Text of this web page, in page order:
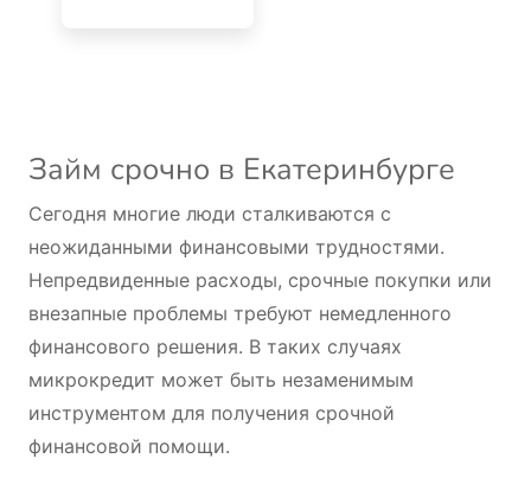
Займ срочно в Екатеринбурге
Сегодня многие люди сталкиваются с
неожиданными финансовыми трудностями.
Непредвиденные расходы, срочные покупки или
внезапные проблемы требуют немедленного
финансового решения. В таких случаях
микрокредит может быть незаменимым
инструментом для получения срочной
финансовой помощи.